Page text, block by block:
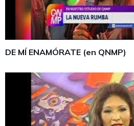
DE MÍ ENAMÓRATE (en QNMP)